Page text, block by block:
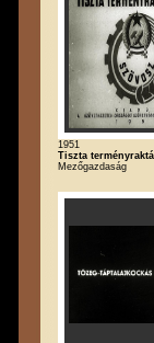
1951
Tiszta
Mezőgazdaság